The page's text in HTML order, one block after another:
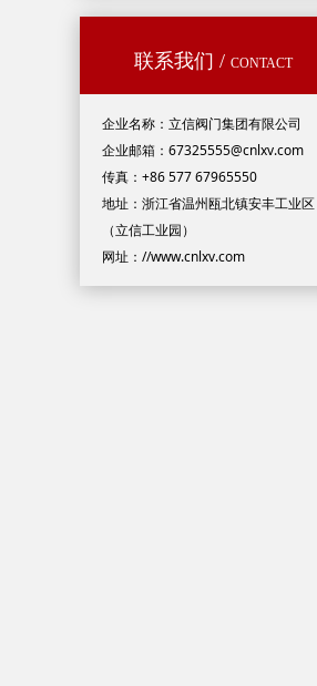
联系我们 / CONTACT
企业名称：立信阀门集团有限公司
企业邮箱：67325555@cnlxv.com
传真：+86 577 67965550
地址：浙江省温州瓯北镇安丰工业区
（立信工业园）
网址：//www.cnlxv.com